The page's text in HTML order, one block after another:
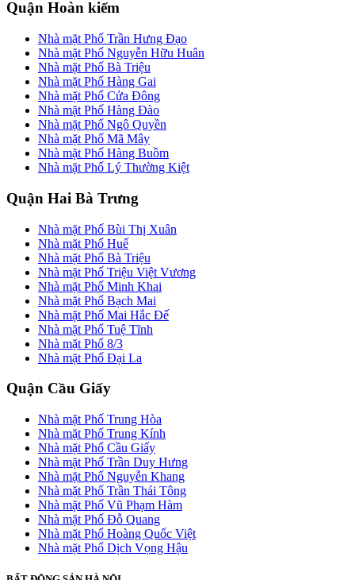
Quận Hoàn kiếm
Nhà mặt Phố Trần Hưng Đạo
Nhà mặt Phố Nguyễn Hữu Huân
Nhà mặt Phố Bà Triệu
Nhà mặt Phố Hàng Gai
Nhà mặt Phố Cửa Đông
Nhà mặt Phố Hàng Đào
Nhà mặt Phố Ngô Quyền
Nhà mặt Phố Mã Mây
Nhà mặt Phố Hàng Buồm
Nhà mặt Phố Lý Thường Kiệt
Quận Hai Bà Trưng
Nhà mặt Phố Bùi Thị Xuân
Nhà mặt Phố Huế
Nhà mặt Phố Bà Triệu
Nhà mặt Phố Triệu Việt Vương
Nhà mặt Phố Minh Khai
Nhà mặt Phố Bạch Mai
Nhà mặt Phố Mai Hắc Đế
Nhà mặt Phố Tuệ Tĩnh
Nhà mặt Phố 8/3
Nhà mặt Phố Đại La
Quận Cầu Giấy
Nhà mặt Phố Trung Hòa
Nhà mặt Phố Trung Kính
Nhà mặt Phố Cầu Giấy
Nhà mặt Phố Trần Duy Hưng
Nhà mặt Phố Nguyễn Khang
Nhà mặt Phố Trần Thái Tông
Nhà mặt Phố Vũ Phạm Hàm
Nhà mặt Phố Đỗ Quang
Nhà mặt Phố Hoàng Quốc Việt
Nhà mặt Phố Dịch Vọng Hậu